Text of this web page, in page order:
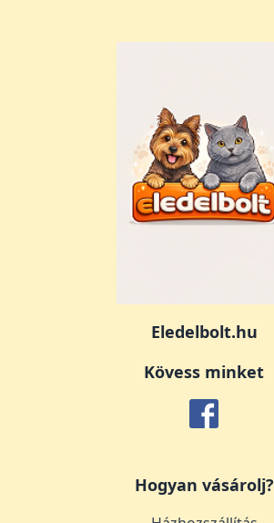
Eledelbolt.hu
Kövess minket
Hogyan vásárolj?